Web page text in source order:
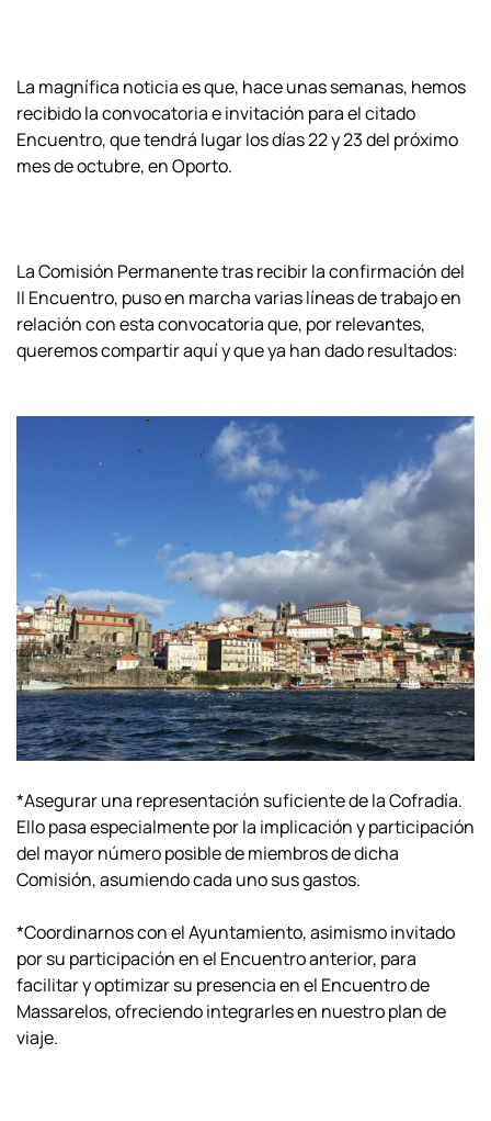
La magnífica noticia es que, hace unas semanas, hemos
recibido la convocatoria e invitación para el citado
Encuentro, que tendrá lugar los días 22 y 23 del próximo
mes de octubre, en Oporto.
La Comisión Permanente tras recibir la confirmación del
II Encuentro, puso en marcha varias líneas de trabajo en
relación con esta convocatoria que, por relevantes,
queremos compartir aquí y que ya han dado resultados:
*Asegurar una representación suficiente de la Cofradía.
Ello pasa especialmente por la implicación y participación
del mayor número posible de miembros de dicha
Comisión, asumiendo cada uno sus gastos.
*Coordinarnos con el Ayuntamiento, asimismo invitado
por su participación en el Encuentro anterior, para
facilitar y optimizar su presencia en el Encuentro de
Massarelos, ofreciendo integrarles en nuestro plan de
viaje.